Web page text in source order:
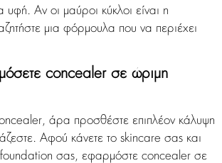
υφή. Αν οι μαύροι κύκλοι είναι η
μια φόρμουλα που να περιέχει
concealer σε ώριμη
άρα προσθέστε επιπλέον κάλυψη
Αφού κάνετε το skincare σας και
σας, εφαρμόστε concealer σε